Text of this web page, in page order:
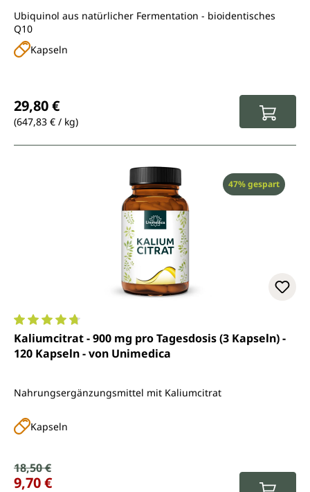
Ubiquinol aus natürlicher Fermentation - bioidentisches
Q10
Kapseln
29,80 €
(647,83 € / kg)
Rabatt
47% gespart
Durchschnittliche Bewertung von 4.8 von 5 Sternen
Kaliumcitrat - 900 mg pro Tagesdosis (3 Kapseln) -
120 Kapseln - von Unimedica
Nahrungsergänzungsmittel mit Kaliumcitrat
Kapseln
Verkaufspreis:
Regulärer Preis:
18,50 €
9,70 €